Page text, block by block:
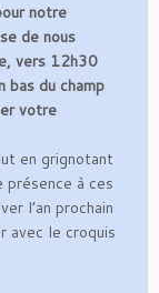
notre
de nous
vers 12h30
du champ
votre
en grignotant
présence à ces
l’an prochain
avec le croquis